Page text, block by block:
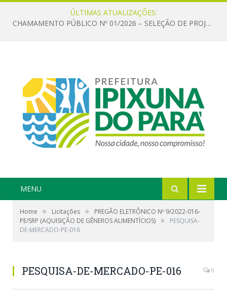
ÚLTIMAS ATUALIZAÇÕES:
CHAMAMENTO PÚBLICO Nº 01/2026 – SELEÇÃO DE PROJETOS PARA FIRMAR TERMO DE EXECUÇÃO CULTURAL COM RECURSOS DA POLÍTICA NACIONAL ALDIR BLANC DE FOMENTO À CULTURA – PNAB (LEI Nº 14.399/2022)
MENU
Home » Licitações »
PREGÃO ELETRÔNICO Nº 9/2022-016-
PE/SRP (AQUISIÇÃO DE GÊNEROS ALIMENTÍCIOS) »
PESQUISA-
DE-MERCADO-PE-016
PESQUISA-DE-MERCADO-PE-016 0